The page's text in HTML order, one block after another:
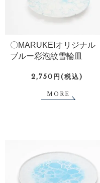
〇MARUKEIオリジナル
ブルー彩泡紋雪輪皿
2,750円(税込)
MORE